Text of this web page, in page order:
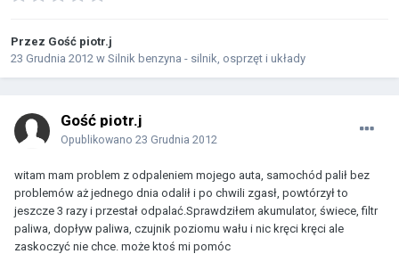
Przez Gość piotr.j
23 Grudnia 2012 w Silnik benzyna - silnik, osprzęt i układy
Gość piotr.j
Opublikowano 23 Grudnia 2012
witam mam problem z odpaleniem mojego auta, samochód palił bez
problemów aż jednego dnia odalił i po chwili zgasł, powtórzył to
jeszcze 3 razy i przestał odpalać.Sprawdziłem akumulator, świece, filtr
paliwa, dopływ paliwa, czujnik poziomu wału i nic kręci kręci ale
zaskoczyć nie chce. może ktoś mi pomóc